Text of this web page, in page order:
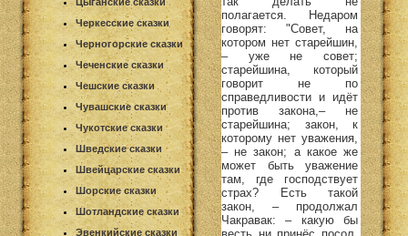
Черкесские сказки
Черногорские сказки
Чеченские сказки
Чешские сказки
Чувашские сказки
Чукотские сказки
Шведские сказки
Швейцарские сказки
Шорские сказки
Шотландские сказки
Эвенкийские сказки
полагается. Недаром
говорят: "Совет, на
котором нет старейшин,
– уже не совет;
старейшина, который
говорит не по
справедливости и идёт
против закона,– не
старейшина; закон, к
которому нет уважения,
– не закон; а какое же
может быть уважение
там, где господствует
страх? Есть такой
закон, – продолжал
Чакравак: – какую бы